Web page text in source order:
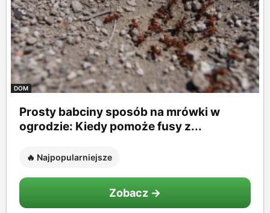
DOM
Prosty babciny sposób na mrówki w
ogrodzie: Kiedy pomoże fusy z...
🔥 Najpopularniejsze
Zobacz →